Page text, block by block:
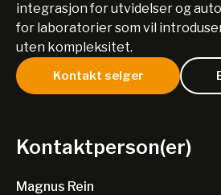
integrasjon for utvidelser og
for laboratorier som vil
uten kompleksitet.
Kontakt selger
Kontaktperson(er)
Magnus Rein